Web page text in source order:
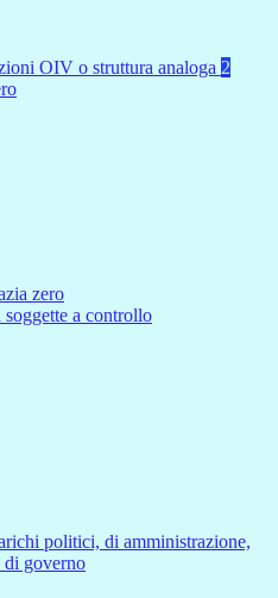
OIV o struttura analoga 2
zero
a controllo
politici, di amministrazione,
di governo